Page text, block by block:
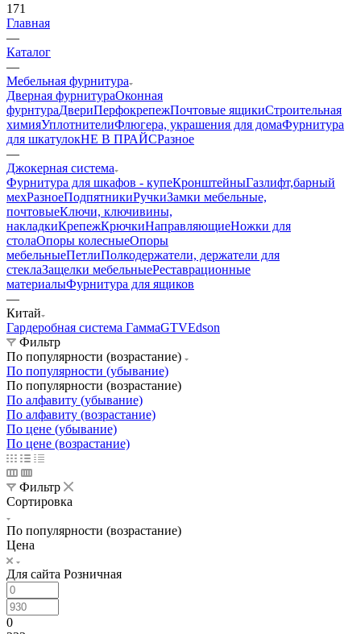
171
Главная
—
Каталог
—
Мебельная фурнитура
Дверная фурнитураОконная
фурнтураДвериПерфокрепежПочтовые ящикиСтроительная
химияУплотнителиФлюгера, украшения для домаФурнитура
для шкатулокНЕ В ПРАЙСРазное
—
Джокерная система
Фурнитура для шкафов - купеКронштейныГазлифт,барный
мехРазноеПодпятникиРучкиЗамки мебельные,
почтовыеКлючи, ключивины,
накладкиКрепежКрючкиНаправляющиеНожки для
столаОпоры колесныеОпоры
мебельныеПетлиПолкодержатели, держатели для
стеклаЗащелки мебельныеРеставрационные
материалыФурнитура для ящиков
—
Китай
Гардеробная система ГаммаGTVEdson
Фильтр
По популярности (возрастание)
По популярности (убывание)
По популярности (возрастание)
По алфавиту (убывание)
По алфавиту (возрастание)
По цене (убывание)
По цене (возрастание)
Фильтр
Сортировка
По популярности (возрастание)
Цена
Для сайта Розничная
0